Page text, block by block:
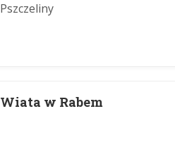
Pszczeliny
Wiata w Rabem